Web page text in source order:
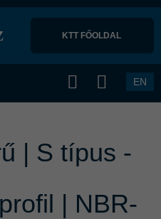
KTT FŐOLDAL
EN
| S típus -
| NBR-